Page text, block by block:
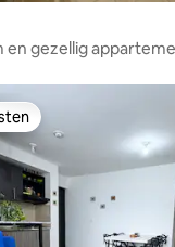
en gezellig